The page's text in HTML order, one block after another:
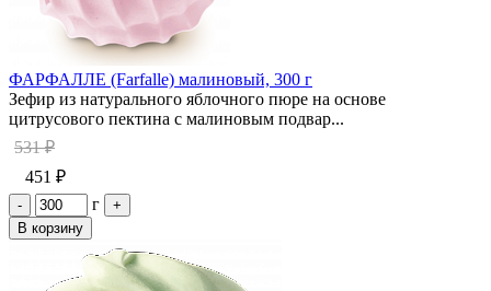
ФАРФАЛЛЕ (Farfalle) малиновый, 300 г
Зефир из натурального яблочного пюре на основе
цитрусового пектина с малиновым подвар...
531 ₽
451 ₽
- г
+
В корзину